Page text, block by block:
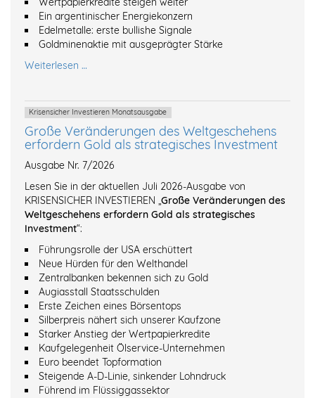
Ein argentinischer Energiekonzern
Edelmetalle: erste bullishe Signale
Goldminenaktie mit ausgeprägter Stärke
Weiterlesen …
Krisensicher Investieren Monatsausgabe
Große Veränderungen des Weltgeschehens
erfordern Gold als strategisches Investment
Ausgabe Nr. 7/2026
Lesen Sie in der aktuellen Juli 2026-Ausgabe von
KRISENSICHER INVESTIEREN „Große Veränderungen des
Weltgeschehens erfordern Gold als strategisches
Investment“:
Führungsrolle der USA erschüttert
Neue Hürden für den Welthandel
Zentralbanken bekennen sich zu Gold
Augiasstall Staatsschulden
Erste Zeichen eines Börsentops
Silberpreis nähert sich unserer Kaufzone
Starker Anstieg der Wertpapierkredite
Kaufgelegenheit Ölservice-Unternehmen
Euro beendet Topformation
Steigende A-D-Linie, sinkender Lohndruck
Führend im Flüssiggassektor